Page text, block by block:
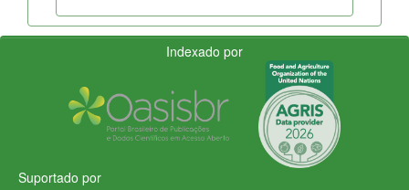
Indexado por
Suportado por